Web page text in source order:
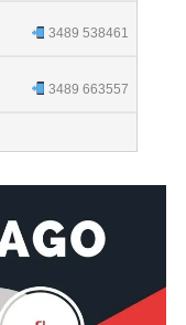
3489 538461
3489 663557